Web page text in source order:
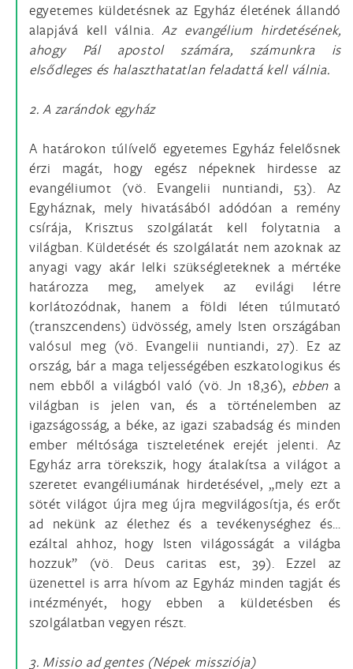
egyetemes küldetésnek az Egyház életének állandó
alapjává kell válnia.Az evangélium hirdetésének,
ahogy Pál apostol számára, számunkra is
elsődleges és halaszthatatlan feladattá kell válnia.
2. A zarándok egyház
A határokon túlívelő egyetemes Egyház felelősnek
érzi magát, hogy egész népeknek hirdesse az
evangéliumot (vö. Evangelii nuntiandi, 53). Az
Egyháznak, mely hivatásából adódóan a remény
csírája, Krisztus szolgálatát kell folytatnia a
világban. Küldetését és szolgálatát nem azoknak az
anyagi vagy akár lelki szükségleteknek a mértéke
határozza meg, amelyek az evilági létre
korlátozódnak, hanem a földi léten túlmutató
(transzcendens) üdvösség, amely Isten országában
valósul meg (vö. Evangelii nuntiandi, 27). Ez az
ország, bár a maga teljességében eszkatologikus és
nem ebből a világból való (vö. Jn 18,36), ebbena
világban is jelen van, és a történelemben az
igazságosság, a béke, az igazi szabadság és minden
ember méltósága tiszteletének erejét jelenti. Az
Egyház arra törekszik, hogy átalakítsa a világot a
szeretet evangéliumának hirdetésével, „mely ezt a
sötét világot újra meg újra megvilágosítja, és erőt
ad nekünk az élethez és a tevékenységhez és…
ezáltal ahhoz, hogy Isten világosságát a világba
hozzuk” (vö. Deus caritas est, 39). Ezzel az
üzenettel is arra hívom az Egyház minden tagját és
intézményét, hogy ebben a küldetésben és
szolgálatban vegyen részt.
3. Missio ad gentes (Népek missziója)